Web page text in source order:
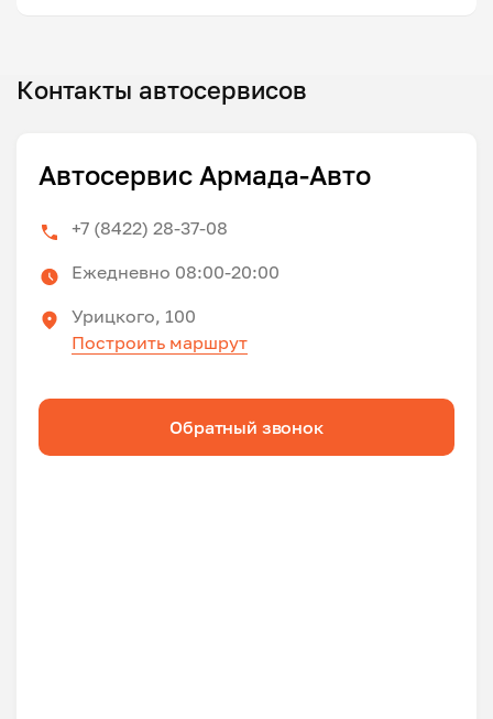
Контакты автосервисов
Автосервис Армада-Авто
+7 (8422) 28-37-08
Ежедневно 08:00-20:00
Урицкого, 100
Построить маршрут
Обратный звонок